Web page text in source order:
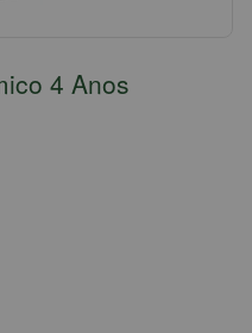
4 Anos